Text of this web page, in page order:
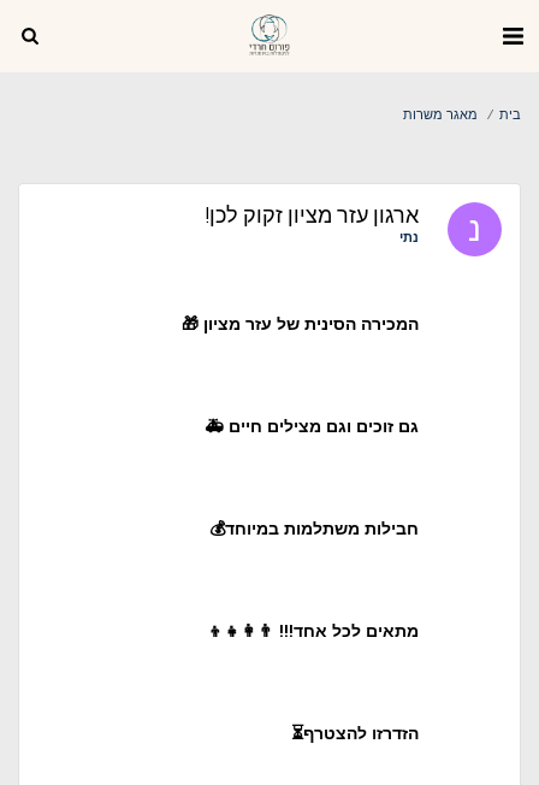
בית מאגר משרות
ארגון עזר מציון זקוק לכן!
נתי
המכירה הסינית של עזר מציון 🎁
גם זוכים וגם מצילים חיים 🚑
חבילות משתלמות במיוחד💰
מתאים לכל אחד!!! 👨‍👩‍👧‍👦
הזדרזו להצטרף⏳